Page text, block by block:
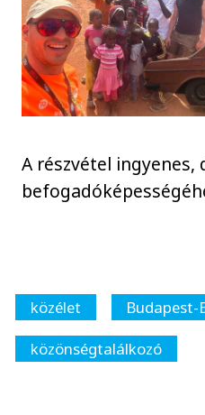
A részvétel
közélet Budapest-
közönségtalálkozó